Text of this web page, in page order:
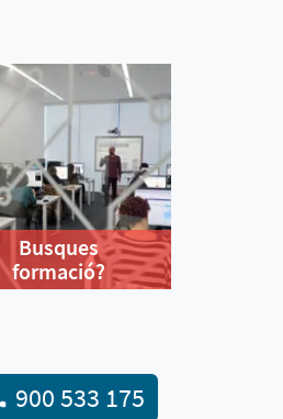
Busques
formació?
900 533 175